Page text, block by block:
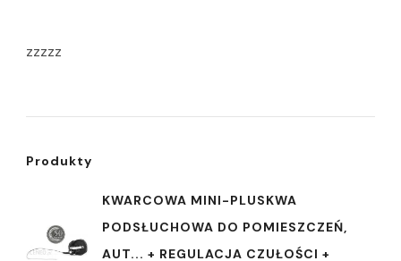
zzzzz
Produkty
KWARCOWA MINI-PLUSKWA
PODSŁUCHOWA DO POMIESZCZEŃ,
AUT... + REGULACJA CZUŁOŚCI +